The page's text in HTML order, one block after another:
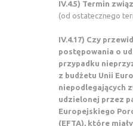
IV.4.5) Termin
(od ostatecznego
IV.4.17) Czy
postępowania o
przypadku
z budżetu Unii
niepodlegających
udzielonej przez
Europejskiego
(EFTA), które